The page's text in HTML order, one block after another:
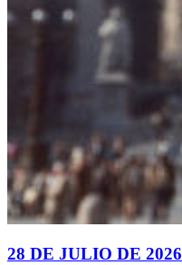
28 DE JULIO DE 2026